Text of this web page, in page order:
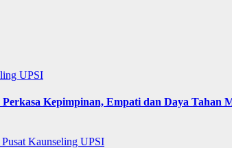
UPSI
Kepimpinan, Empati dan Daya Tahan
Pusat Kaunseling UPSI